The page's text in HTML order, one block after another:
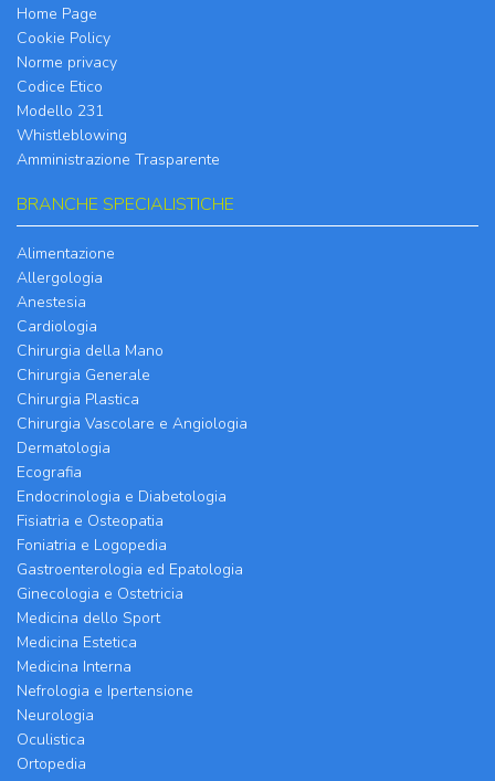
Home Page
Cookie Policy
Norme privacy
Codice Etico
Modello 231
Whistleblowing
Amministrazione Trasparente
BRANCHE SPECIALISTICHE
Alimentazione
Allergologia
Anestesia
Cardiologia
Chirurgia della Mano
Chirurgia Generale
Chirurgia Plastica
Chirurgia Vascolare e Angiologia
Dermatologia
Ecografia
Endocrinologia e Diabetologia
Fisiatria e Osteopatia
Foniatria e Logopedia
Gastroenterologia ed Epatologia
Ginecologia e Ostetricia
Medicina dello Sport
Medicina Estetica
Medicina Interna
Nefrologia e Ipertensione
Neurologia
Oculistica
Ortopedia